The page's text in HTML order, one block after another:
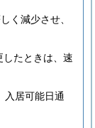
く減少させ、
したときは、速
入居可能日通